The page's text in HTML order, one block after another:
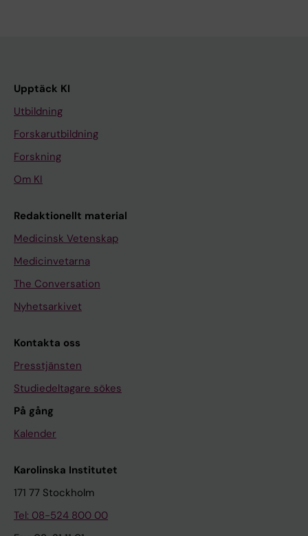
Upptäck KI
Utbildning
Forskarutbildning
Forskning
Om KI
Redaktionellt material
Medicinsk Vetenskap
Medicinvetarna
The Conversation
Nyhetsarkivet
Kontakta oss
Presstjänsten
Studiedeltagare sökes
På gång
Kalender
Karolinska Institutet
171 77 Stockholm
Tel: 08-524 800 00